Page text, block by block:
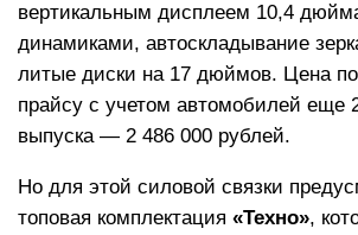
вертикальным дисплеем 10,4
динамиками, автоскладывание
литые диски на 17 дюймов. Цена
прайсу с учетом автомобилей еще
выпуска — 2 486 000 рублей.
Но для этой силовой связки
топовая комплектация «Техно»,